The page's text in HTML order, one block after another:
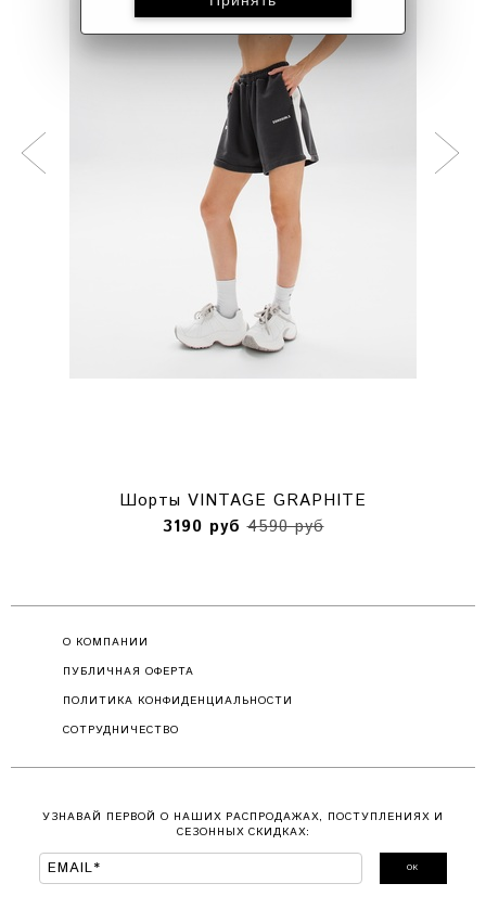
Шорты VINTAGE GRAPHITE
3190 руб4590 руб
О КОМПАНИИ
ПУБЛИЧНАЯ ОФЕРТА
ПОЛИТИКА КОНФИДЕНЦИАЛЬНОСТИ
СОТРУДНИЧЕСТВО
УЗНАВАЙ ПЕРВОЙ О НАШИХ РАСПРОДАЖАХ, ПОСТУПЛЕНИЯХ И
СЕЗОННЫХ СКИДКАХ:
ОК